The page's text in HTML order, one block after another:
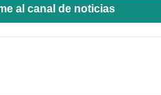
al canal de noticias